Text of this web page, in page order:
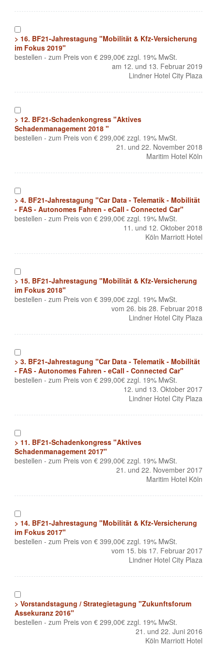
> 16. BF21-Jahrestagung "Mobilität & Kfz-Versicherung
im Fokus 2019"
bestellen - zum Preis von € 299,00€ zzgl. 19% MwSt.
am 12. und 13. Februar 2019
Lindner Hotel City Plaza
> 12. BF21-Schadenkongress "Aktives
Schadenmanagement 2018 "
bestellen - zum Preis von € 299,00€ zzgl. 19% MwSt.
21. und 22. November 2018
Maritim Hotel Köln
> 4. BF21-Jahrestagung "Car Data - Telematik - Mobilität
- FAS - Autonomes Fahren - eCall - Connected Car"
bestellen - zum Preis von € 299,00€ zzgl. 19% MwSt.
11. und 12. Oktober 2018
Köln Marriott Hotel
> 15. BF21-Jahrestagung "Mobilität & Kfz-Versicherung
im Fokus 2018"
bestellen - zum Preis von € 399,00€ zzgl. 19% MwSt.
vom 26. bis 28. Februar 2018
Lindner Hotel City Plaza
> 3. BF21-Jahrestagung "Car Data - Telematik - Mobilität
- FAS - Autonomes Fahren - eCall - Connected Car"
bestellen - zum Preis von € 299,00€ zzgl. 19% MwSt.
12. und 13. Oktober 2017
Lindner Hotel City Plaza
> 11. BF21-Schadenkongress "Aktives
Schadenmanagement 2017"
bestellen - zum Preis von € 299,00€ zzgl. 19% MwSt.
21. und 22. November 2017
Maritim Hotel Köln
> 14. BF21-Jahrestagung "Mobilität & Kfz-Versicherung
im Fokus 2017"
bestellen - zum Preis von € 399,00€ zzgl. 19% MwSt.
vom 15. bis 17. Februar 2017
Lindner Hotel City Plaza
> Vorstandstagung / Strategietagung "Zukunftsforum
Assekuranz 2016"
bestellen - zum Preis von € 299,00€ zzgl. 19% MwSt.
21. und 22. Juni 2016
Köln Marriott Hotel